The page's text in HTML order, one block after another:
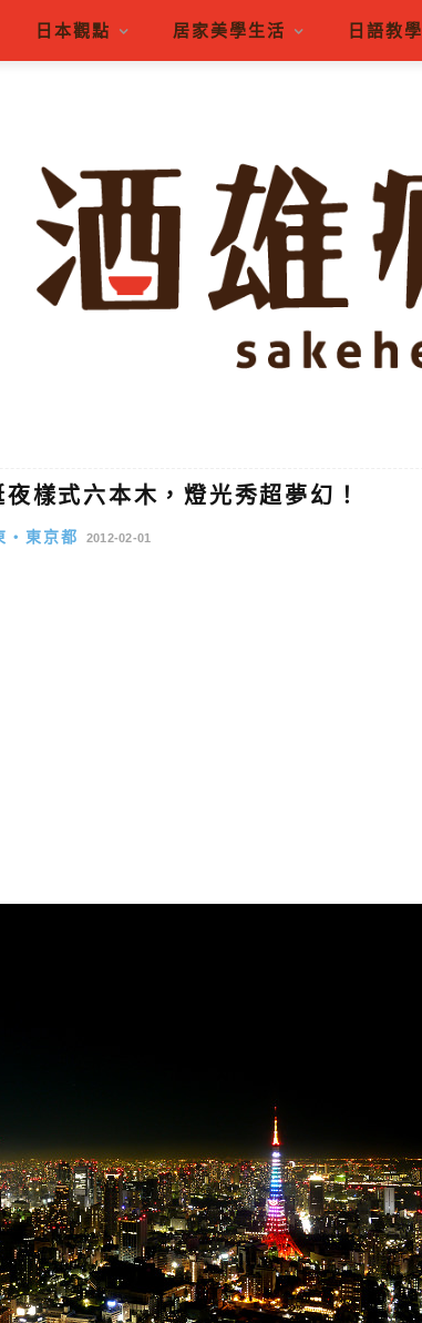
日本觀點 居家美學生活 日語教學
樣式六本木，燈光秀超夢幻！
・東京都 2012-02-01